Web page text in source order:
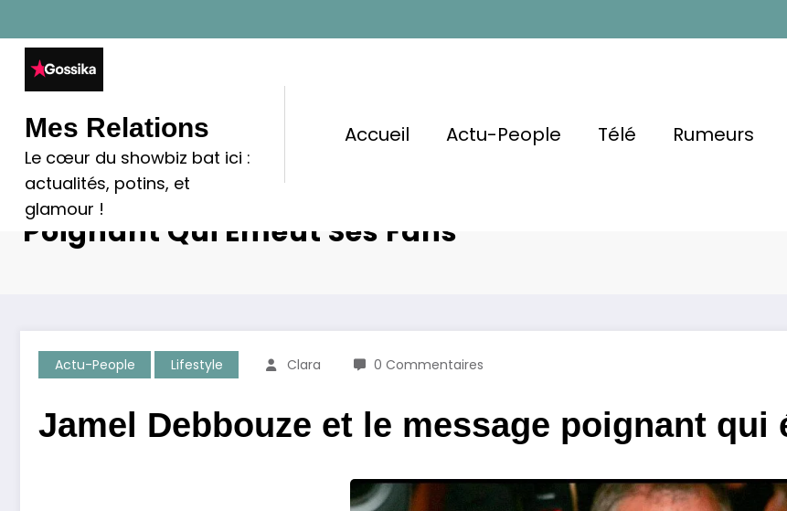
au
contenu
Mes Relations
Le cœur du showbiz bat ici :
actualités, potins, et
glamour !
Accueil Actu-People Télé Rumeurs
Jamel Debbouze Et Le Message
Poignant Qui Émeut Ses Fans
Actu-People Lifestyle Clara 0 Commentaires
Jamel Debbouze et le message poignant qui